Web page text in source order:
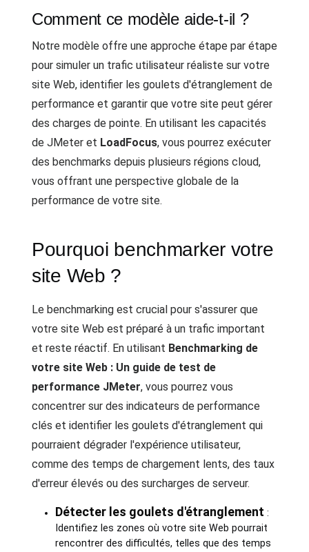
Comment ce modèle aide-t-il ?
Notre modèle offre une approche étape par étape
pour simuler un trafic utilisateur réaliste sur votre
site Web, identifier les goulets d'étranglement de
performance et garantir que votre site peut gérer
des charges de pointe. En utilisant les capacités
de JMeter et LoadFocus, vous pourrez exécuter
des benchmarks depuis plusieurs régions cloud,
vous offrant une perspective globale de la
performance de votre site.
Pourquoi benchmarker votre
site Web ?
Le benchmarking est crucial pour s'assurer que
votre site Web est préparé à un trafic important
et reste réactif. En utilisant Benchmarking de
votre site Web : Un guide de test de
performance JMeter, vous pourrez vous
concentrer sur des indicateurs de performance
clés et identifier les goulets d'étranglement qui
pourraient dégrader l'expérience utilisateur,
comme des temps de chargement lents, des taux
d'erreur élevés ou des surcharges de serveur.
Détecter les goulets d'étranglement :
Identifiez les zones où votre site Web pourrait
rencontrer des difficultés, telles que des temps